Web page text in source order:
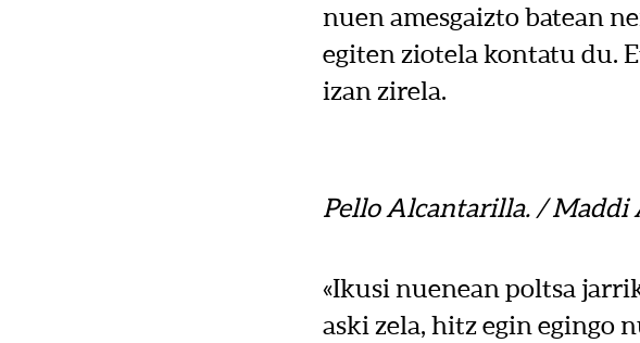
nuen amesgaizto batean
egiten ziotela kontatu du.
izan zirela.
Pello Alcantarilla. / Maddi
«Ikusi nuenean poltsa
aski zela, hitz egin egingo